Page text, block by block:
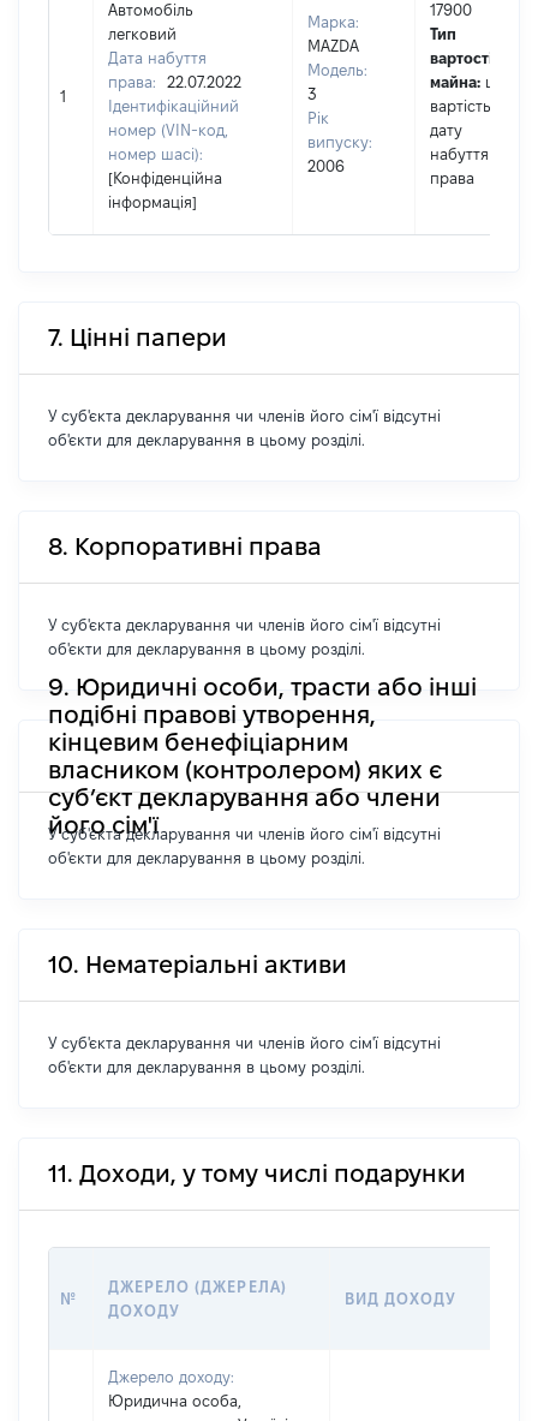
1
Автомобіль
легковий
Дата набуття
права:
22.07.2022
Ідентифікаційний
номер (VIN-код,
номер шасі):
[Конфіденційна
інформація]
Марка:
MAZDA
Модель:
3
Рік
випуску:
2006
17900
Тип
вартості
майна: це
вартість на
дату
набуття
права
7. Цінні папери
У суб'єкта декларування чи членів його сім'ї відсутні
об'єкти для декларування в цьому розділі.
8. Корпоративні права
У суб'єкта декларування чи членів його сім'ї відсутні
об'єкти для декларування в цьому розділі.
9. Юридичні особи, трасти або інші
подібні правові утворення,
кінцевим бенефіціарним
власником (контролером) яких є
суб’єкт декларування або члени
його сім'ї
У суб'єкта декларування чи членів його сім'ї відсутні
об'єкти для декларування в цьому розділі.
10. Нематеріальні активи
У суб'єкта декларування чи членів його сім'ї відсутні
об'єкти для декларування в цьому розділі.
11. Доходи, у тому числі подарунки
№
ДЖЕРЕЛО (ДЖЕРЕЛА)
ДОХОДУ
ВИД ДОХОДУ
Джерело доходу:
Юридична особа,